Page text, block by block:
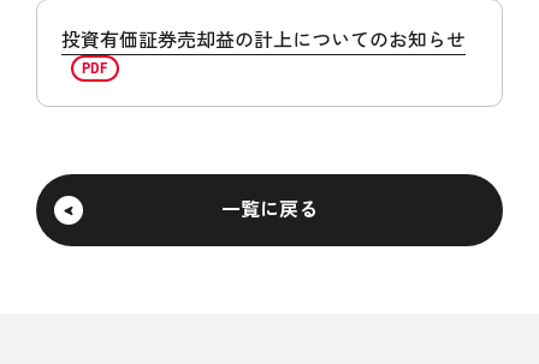
投資有価証券売却益の計上についてのお知らせ
一覧に戻る